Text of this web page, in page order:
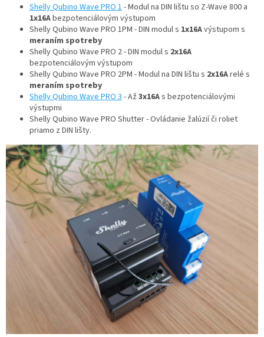
Shelly Qubino Wave PRO 1 - Modul na DIN lištu so Z-Wave 800 a
1x16Abezpotenciálovým výstupom
Shelly Qubino Wave PRO 1PM - DIN modul s 1x16Avýstupom s
meraním spotreby
Shelly Qubino Wave PRO 2 - DIN modul s 2x16A
bezpotenciálovým výstupom
Shelly Qubino Wave PRO 2PM - Modul na DIN lištu s 2x16Arelé s
meraním spotreby
Shelly Qubino Wave PRO 3 - Až 3x16As bezpotenciálovými
výstupmi
Shelly Qubino Wave PRO Shutter - Ovládanie žalúzií či roliet
priamo z DIN lišty.